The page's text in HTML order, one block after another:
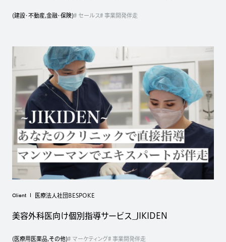
(建設・不動産 金融・保険)# セールス# 事業開発伴走
Client 医療法人社団BESPOKE
美容外科医向け個別指導サービス_JIKIDEN
(医療用医薬品 その他)# マーケティング# 事業開発伴走